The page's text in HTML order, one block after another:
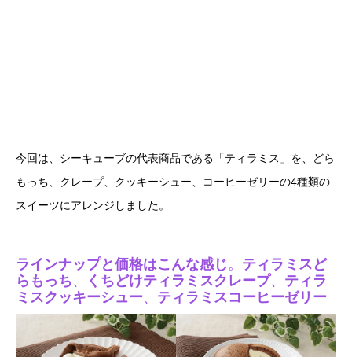
今回は、シーキューブの代表商品である「ティラミス」を、どら
もっち、クレープ、クッキーシュー、コーヒーゼリーの4種類の
スイーツにアレンジしました。
ラインナップと価格はこんな感じ。 ティラミスど
らもっち、 くちどけティラミスクレープ、 ティラ
ミスクッキーシュー、 ティラミスコーヒーゼリー